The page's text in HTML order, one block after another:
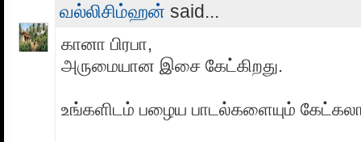
வல்லிசிம்ஹன் said...
கானா பிரபா,
அருமையான இசை கேட்கிறது.
உங்களிடம் பழைய பாடல்களையும்